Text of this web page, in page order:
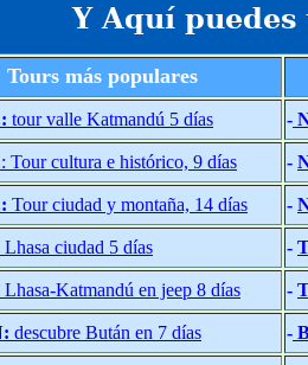
Y Aquí
Tours más populares
tour valle Katmandú 5 días -
: Tour cultura e histórico, 9 días -
Tour ciudad y montaña, 14 días -
Lhasa ciudad 5 días -
Lhasa-Katmandú en jeep 8 días -
descubre Bután en 7 días -